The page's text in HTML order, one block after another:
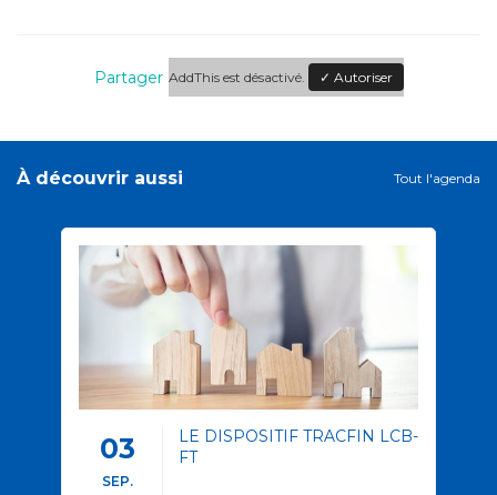
Partager AddThis est désactivé. ✓ Autoriser
À découvrir aussi Tout l'agenda
03
SEP.
LE DISPOSITIF TRACFIN LCB-
FT